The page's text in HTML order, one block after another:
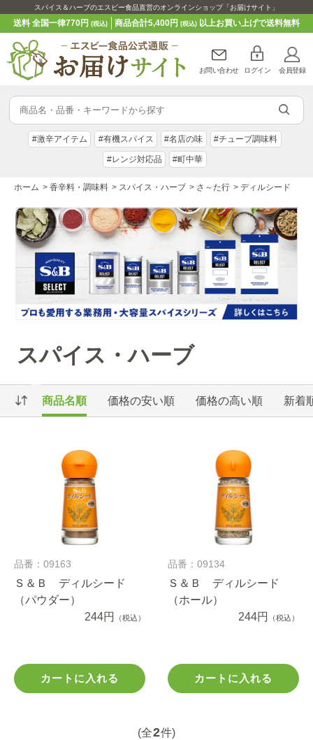
スパイス＆ハーブのエスビー食品直営のオンラインショップ「お届けサイト」
送料 全国一律770円(税込) 商品合計5,400円 (税込)以上お買い上げで送料無料
お問い合わせ ログイン 会員登録
#激辛アイテム #有機スパイス #名店の味 #チューブ調味料
#レンジ対応品 #町中華
ホーム > 香辛料・調味料 > スパイス・ハーブ > さ～た行 > ディルシード
スパイス・ハーブ
商品名順 価格の安い順 価格の高い順 新着
品番：09163
Ｓ＆Ｂ ディルシード
（パウダー）
244円
（税込）
カートに入れる
品番：09134
Ｓ＆Ｂ ディルシード
（ホール）
244円
（税込）
カートに入れる
(全2件)